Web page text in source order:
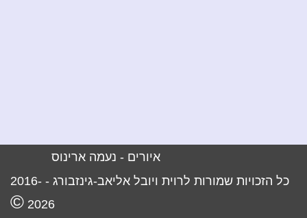
איורים - נעמה ארינוס
כל הזכויות שמורות לרוית ויובל אליאב-גינזבורג - 2016-
2026
©